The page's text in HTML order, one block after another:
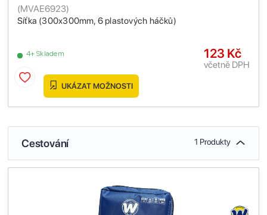
Síťka (300x300mm, 6 plastových háčků)
(MVAE6923)
4+ Skladem 123 Kč
včetně DPH
UKÁZAT MOŽNOSTI
Cestování 1 Produkty